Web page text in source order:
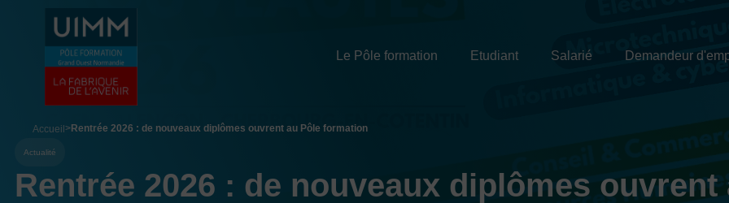
contenu
principal
Le Pôle formation Etudiant Salarié Demandeur
Accueil Rentrée 2026 : de nouveaux diplômes ouvrent au Pôle formation
Actualité
Rentrée 2026 : de nouveaux diplômes